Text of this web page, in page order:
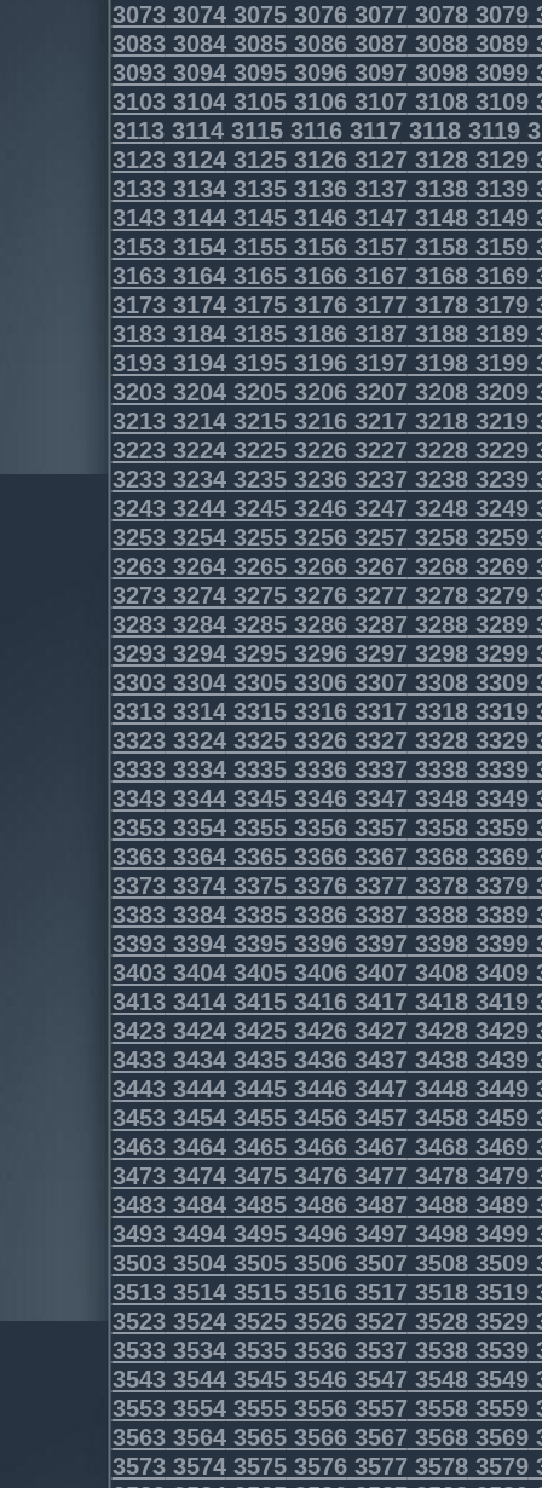
3073307430753076307730783079
3083308430853086308730883089
3093309430953096309730983099
3103310431053106310731083109
3113311431153116311731183119
3123312431253126312731283129
3133313431353136313731383139
3143314431453146314731483149
3153315431553156315731583159
3163316431653166316731683169
3173317431753176317731783179
3183318431853186318731883189
3193319431953196319731983199
3203320432053206320732083209
3213321432153216321732183219
3223322432253226322732283229
3233323432353236323732383239
3243324432453246324732483249
3253325432553256325732583259
3263326432653266326732683269
3273327432753276327732783279
3283328432853286328732883289
3293329432953296329732983299
3303330433053306330733083309
3313331433153316331733183319
3323332433253326332733283329
3333333433353336333733383339
3343334433453346334733483349
3353335433553356335733583359
3363336433653366336733683369
3373337433753376337733783379
3383338433853386338733883389
3393339433953396339733983399
3403340434053406340734083409
3413341434153416341734183419
3423342434253426342734283429
3433343434353436343734383439
3443344434453446344734483449
3453345434553456345734583459
3463346434653466346734683469
3473347434753476347734783479
3483348434853486348734883489
3493349434953496349734983499
3503350435053506350735083509
3513351435153516351735183519
3523352435253526352735283529
3533353435353536353735383539
3543354435453546354735483549
3553355435553556355735583559
3563356435653566356735683569
3573357435753576357735783579